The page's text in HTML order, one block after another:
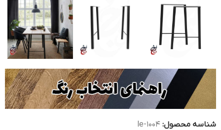
شناسه محصول: le-1004